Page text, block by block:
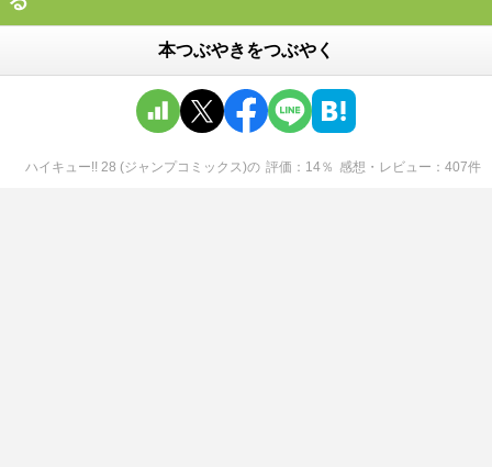
本つぶやきをつぶやく
ハイキュー!! 28 (ジャンプコミックス)の 評価 14％ 感想・レビュー 407件